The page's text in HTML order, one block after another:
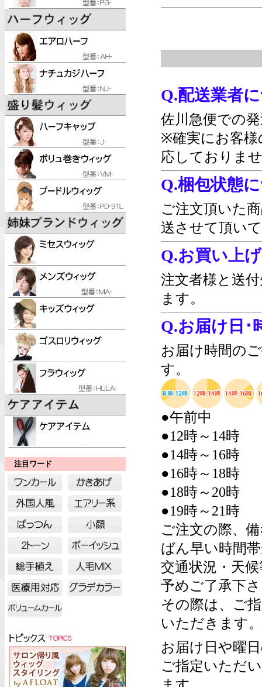
注目ワード
Q.配送業者
佐川急便での
※確実にお客様
応しておりま
Q.梱包状態
ご注文頂いた
送させて頂い
Q.お買い上
注文者様と送
ます。
Q.お届け日･
お届け時間の
す。
●午前中
●12時～14時
●14時～16時
●16時～18時
●18時～20時
●19時～21時
ご注文の際、
ばん早い時間
交通状況・天
予めご了承下
その際は、ご
いただきます。
お届け日や曜
ご指定いただ